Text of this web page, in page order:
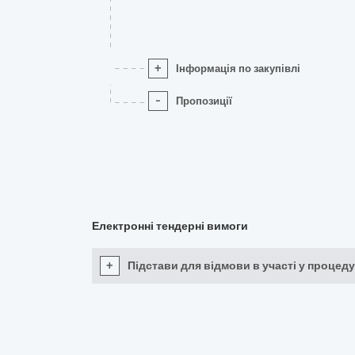
+ Інформація по закупівлі
- Пропозиції
Електронні тендерні вимоги
+ Підстави для відмови в участі у